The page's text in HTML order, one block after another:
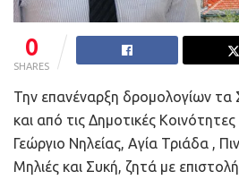
0
SHARES
Την επανέναρξη δρομολογίων τα
και από τις Δημοτικές
Γεώργιο Νηλείας, Αγία Τριάδα ,
Μηλιές και Συκή, ζητά με